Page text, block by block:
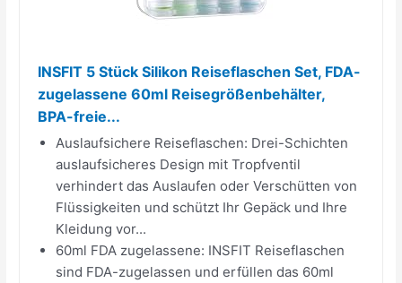
INSFIT 5 Stück Silikon Reiseflaschen Set, FDA-
zugelassene 60ml Reisegrößenbehälter,
BPA-freie...
Auslaufsichere Reiseflaschen: Drei-Schichten
auslaufsicheres Design mit Tropfventil
verhindert das Auslaufen oder Verschütten von
Flüssigkeiten und schützt Ihr Gepäck und Ihre
Kleidung vor...
60ml FDA zugelassene: INSFIT Reiseflaschen
sind FDA-zugelassen und erfüllen das 60ml